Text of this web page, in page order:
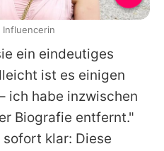
ein eindeutiges
ist es einigen
ich habe inzwischen
Biografie entfernt."
klar: Diese
Influencerin